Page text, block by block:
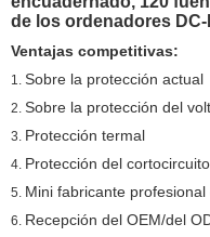
de los ordenadores DC-
Ventajas competitivas:
1. Sobre la protección actual
2. Sobre la protección del
3. Protección termal
4. Protección del cortocircuito
5. Mini fabricante
6. Recepción del OEM/del